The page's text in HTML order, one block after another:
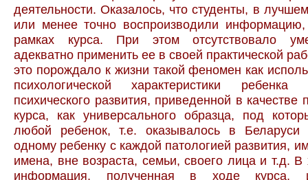
деятельности. Оказалось, что студенты, в
или менее точно воспроизводили
рамках курса. При этом отсутствовало
адекватно применить ее в своей практической
это порождало к жизни такой феномен как
психологической характеристики
психического развития, приведенной в качестве
курса, как универсального образца, под
любой ребенок, т.е. оказывалось в
одному ребенку с каждой патологией развития,
имена, вне возраста, семьи, своего лица и т.д.
информация, полученная в ходе курса,